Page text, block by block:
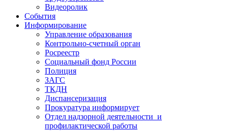
Видеоролик
События
Информирование
Управление образования
Контрольно-счетный орган
Росреестр
Социальный фонд России
Полиция
ЗАГС
ТКДН
Диспансеризация
Прокуратура информирует
Отдел надзорной деятельности и
профилактической работы